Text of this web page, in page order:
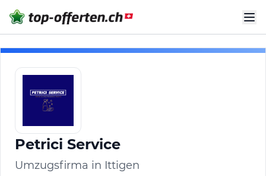
Petrici Service
Umzugsfirma in Ittigen